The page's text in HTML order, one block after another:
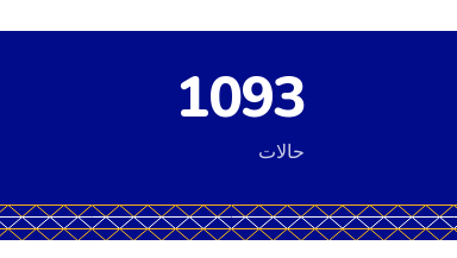
1093
حالات